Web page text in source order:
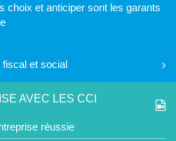
choix et anticiper sont les garants
fiscal et social
AVEC LES CCI
réussie